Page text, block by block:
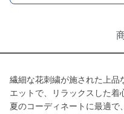
繊細な花刺繍が施された上品
エットで、リラックスした着
夏のコーディネートに最適